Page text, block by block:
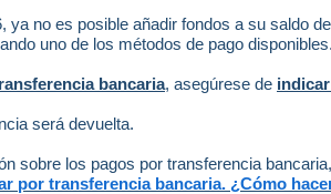
ya no es posible añadir fondos a su saldo
uno de los métodos de pago disponibles.
bancaria, asegúrese de
será devuelta.
sobre los pagos por transferencia
por transferencia bancaria. ¿Cómo